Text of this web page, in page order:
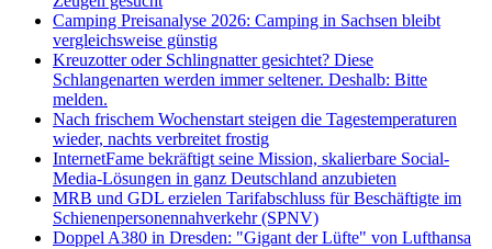
Camping Preisanalyse 2026: Camping in Sachsen bleibt
vergleichsweise günstig
Kreuzotter oder Schlingnatter gesichtet? Diese
Schlangenarten werden immer seltener. Deshalb: Bitte
melden.
Nach frischem Wochenstart steigen die Tagestemperaturen
wieder, nachts verbreitet frostig
InternetFame bekräftigt seine Mission, skalierbare Social-
Media-Lösungen in ganz Deutschland anzubieten
MRB und GDL erzielen Tarifabschluss für Beschäftigte im
Schienenpersonennahverkehr (SPNV)
Doppel A380 in Dresden: "Gigant der Lüfte" von Lufthansa